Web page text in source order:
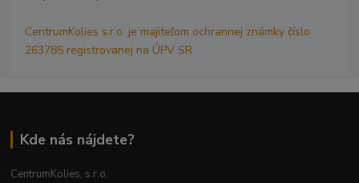
CentrumKolies s.r.o. je majiteľom ochrannej známky číslo
263785 registrovanej na ÚPV SR
Kde nás nájdete?
CentrumKolies, s.r.o.